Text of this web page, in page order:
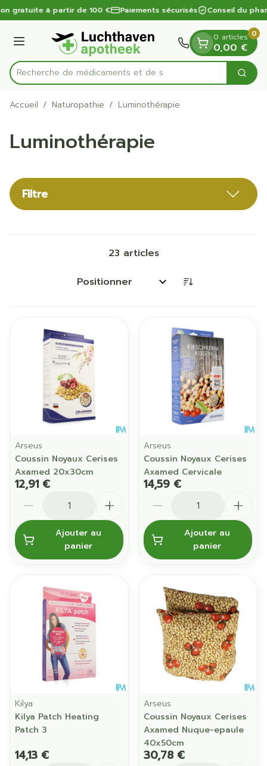
Aller au contenu
1 de 1
gratuite à partir de 100 € Paiements sécurisés Conseil du
Menu
Rechercher
Recherche de
0 articles
0,00 €
0
Accueil / Naturopathie / Luminothérapie
Luminothérapie
Filtre
23 articles
Trier par:
Arseus
Coussin Noyaux Cerises
Axamed 20x30cm
12,91 €
Ajouter au
panier
Arseus
Coussin Noyaux Cerises
Axamed Cervicale
14,59 €
Ajouter au
panier
Kilya
Kilya Patch Heating
Patch 3
14,13 €
Arseus
Coussin Noyaux Cerises
Axamed Nuque-epaule
40x50cm
30,78 €